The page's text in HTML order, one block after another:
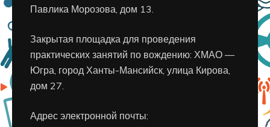
Павлика Морозова, дом 13.
Закрытая площадка для проведения
практических занятий по вождению: ХМАО —
Югра, город Ханты-Мансийск, улица Кирова,
дом 27.
Адрес электронной почты: